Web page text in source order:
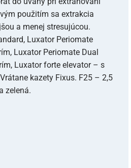
použitím sa extrakcia
a menej stresujúcou.
Luxator Periomate
Luxator Periomate Dual
Luxator forte elevator – s
kazety Fixus. F25 – 2,5
zelená.